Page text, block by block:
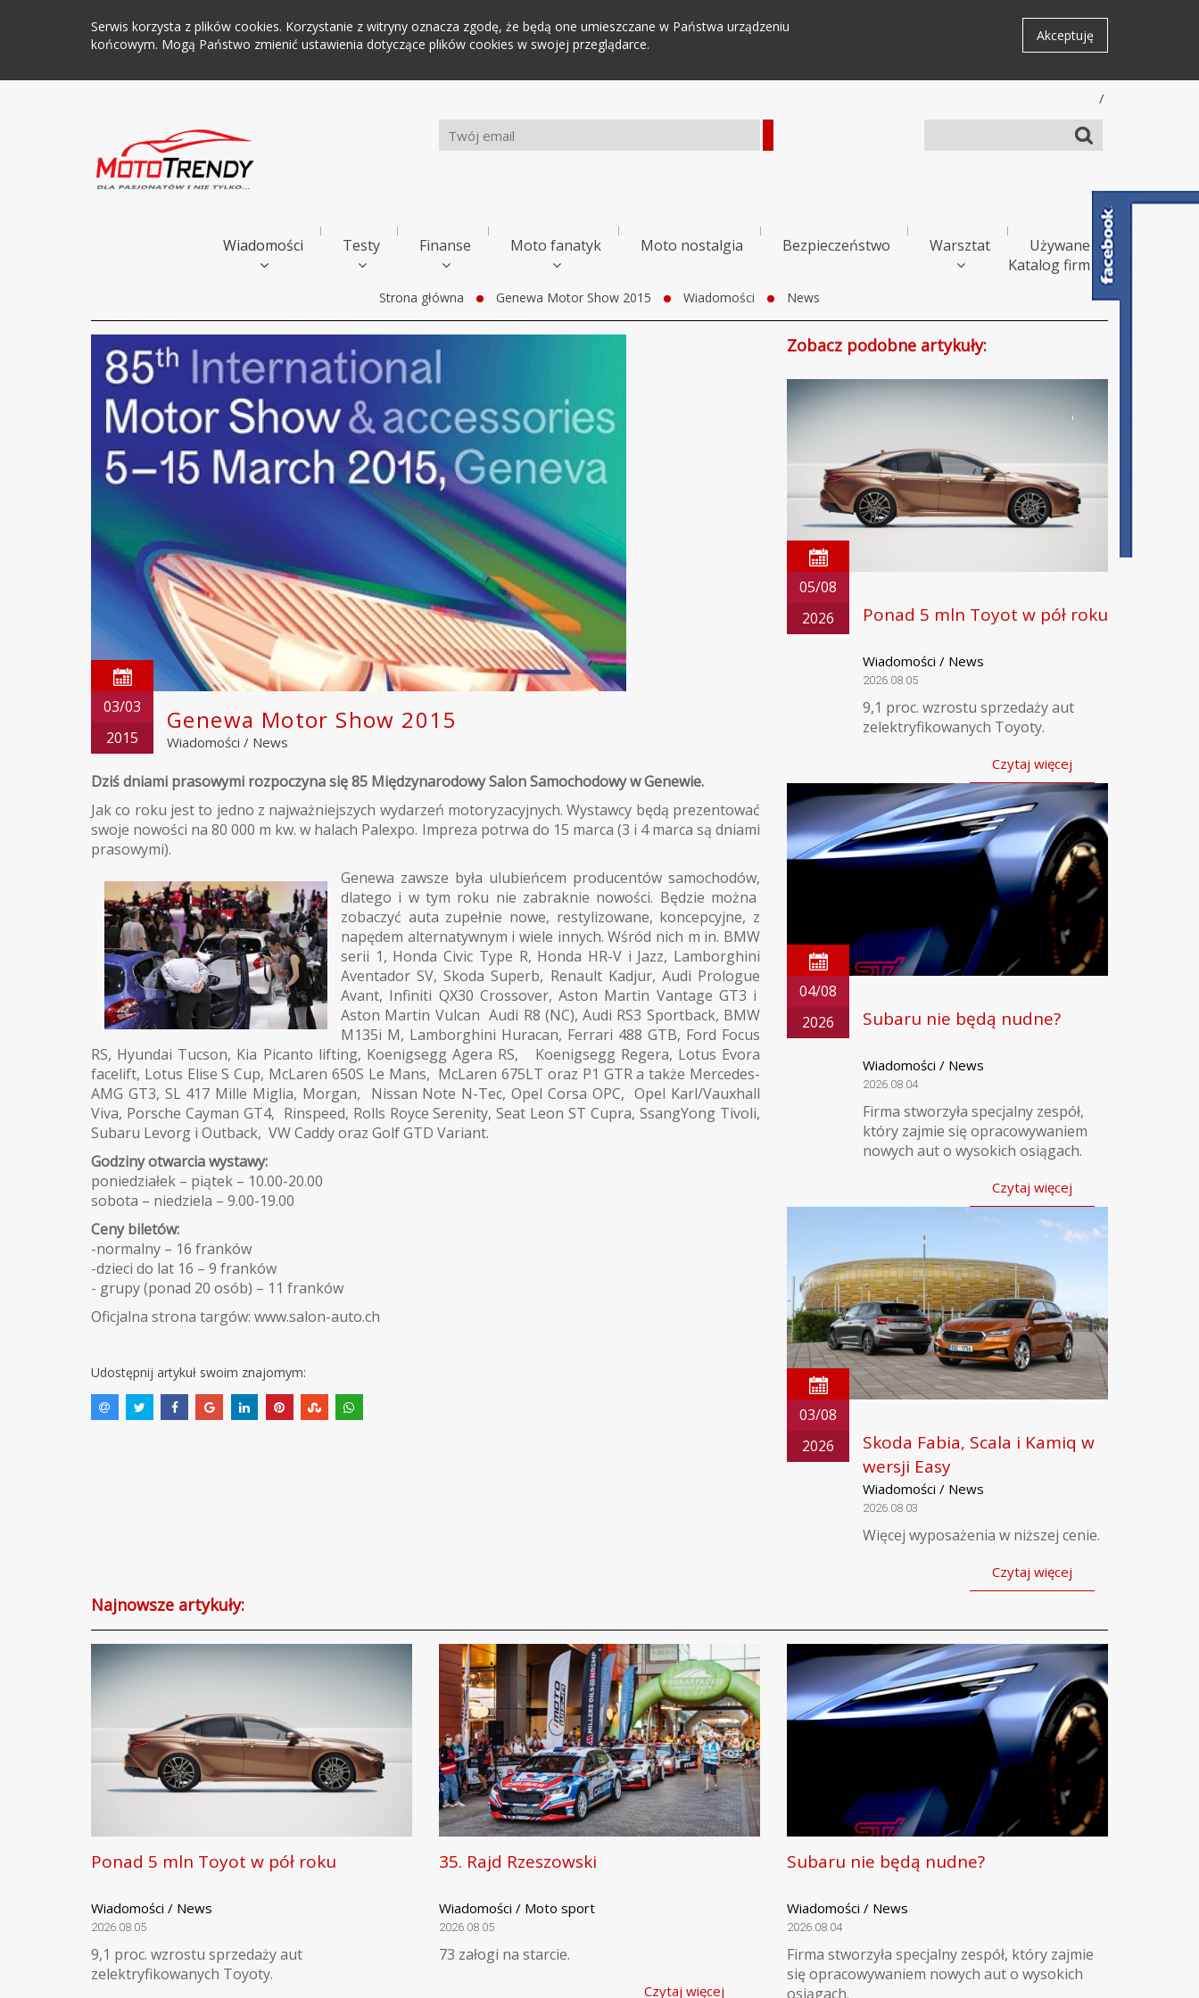
Serwis korzysta z plików cookies. Korzystanie z witryny oznacza zgodę, że będą one umieszczane w Państwa urządzeniu
końcowym. Mogą Państwo zmienić ustawienia dotyczące plików cookies w swojej przeglądarce.
Akceptuję
/
Wiadomości Testy Finanse Moto fanatyk Moto nostalgia Bezpieczeństwo Warsztat
Używane
Katalog firm
Strona główna Genewa Motor Show 2015 Wiadomości News
03/03
2015
Genewa Motor Show 2015
Wiadomości / News
Dziś dniami prasowymi rozpoczyna się 85 Międzynarodowy Salon Samochodowy w Genewie.
Jak co roku jest to jedno z najważniejszych wydarzeń motoryzacyjnych. Wystawcy będą prezentować
swoje nowości na 80 000 m kw. w halach Palexpo. Impreza potrwa do 15 marca (3 i 4 marca są dniami
prasowymi).
Genewa zawsze była ulubieńcem producentów samochodów,
dlatego i w tym roku nie zabraknie nowości. Będzie można
zobaczyć auta zupełnie nowe, restylizowane, koncepcyjne, z
napędem alternatywnym i wiele innych. Wśród nich m in. BMW
serii 1, Honda Civic Type R, Honda HR-V i Jazz, Lamborghini
Aventador SV, Skoda Superb, Renault Kadjur, Audi Prologue
Avant, Infiniti QX30 Crossover, Aston Martin Vantage GT3 i
Aston Martin Vulcan Audi R8 (NC), Audi RS3 Sportback, BMW
M135i M, Lamborghini Huracan, Ferrari 488 GTB, Ford Focus
RS, Hyundai Tucson, Kia Picanto lifting, Koenigsegg Agera RS, Koenigsegg Regera, Lotus Evora
facelift, Lotus Elise S Cup, McLaren 650S Le Mans, McLaren 675LT oraz P1 GTR a także Mercedes-
AMG GT3, SL 417 Mille Miglia, Morgan, Nissan Note N-Tec, Opel Corsa OPC, Opel Karl/Vauxhall
Viva, Porsche Cayman GT4, Rinspeed, Rolls Royce Serenity, Seat Leon ST Cupra, SsangYong Tivoli,
Subaru Levorg i Outback, VW Caddy oraz Golf GTD Variant.
Godziny otwarcia wystawy:
poniedziałek – piątek – 10.00-20.00
sobota – niedziela – 9.00-19.00
Ceny biletów:
-normalny – 16 franków
-dzieci do lat 16 – 9 franków
- grupy (ponad 20 osób) – 11 franków
Oficjalna strona targów: www.salon-auto.ch
Udostępnij artykuł swoim znajomym:
Zobacz podobne artykuły:
05/08
2026
Ponad 5 mln Toyot w pół roku
Wiadomości / News
2026.08.05
9,1 proc. wzrostu sprzedaży aut
zelektryfikowanych Toyoty.
Czytaj więcej
04/08
2026
Subaru nie będą nudne?
Wiadomości / News
2026.08.04
Firma stworzyła specjalny zespół,
który zajmie się opracowywaniem
nowych aut o wysokich osiągach.
Czytaj więcej
03/08
2026
Skoda Fabia, Scala i Kamiq w
wersji Easy
Wiadomości / News
2026.08.03
Więcej wyposażenia w niższej cenie.
Czytaj więcej
Najnowsze artykuły:
Ponad 5 mln Toyot w pół roku
Wiadomości / News
2026.08.05
9,1 proc. wzrostu sprzedaży aut
zelektryfikowanych Toyoty.
35. Rajd Rzeszowski
Wiadomości / Moto sport
2026.08.05
73 załogi na starcie.
Czytaj więcej
Subaru nie będą nudne?
Wiadomości / News
2026.08.04
Firma stworzyła specjalny zespół, który zajmie
się opracowywaniem nowych aut o wysokich
osiągach.